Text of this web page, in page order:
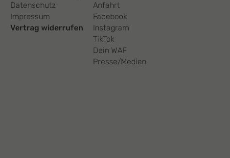
Datenschutz
Impressum
Vertrag widerrufen
Anfahrt
Facebook
Instagram
TikTok
Dein WAF
Presse/Medien